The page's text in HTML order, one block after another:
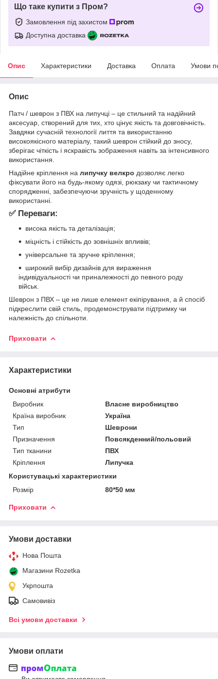
Що таке купити з Пром?
Замовлення під захистом
Доступна доставка
Опис Характеристики Доставка Оплата Умови
Опис
Патч / шеврон з ПВХ на липучці – це стильний та надійний
аксесуар, створений для тих, хто цінує якість та довговічність.
Завдяки сучасній технології лиття та використанню
високоякісного матеріалу, такий шеврон стійкий до зносу,
зберігає чіткість і яскравість зображення навіть за інтенсивного
використання.
Надійне кріплення на липучку велкро дозволяє легко
фіксувати його на будь-якому одязі, рюкзаку чи тактичному
спорядженні, забезпечуючи зручність у щоденному
використанні.
✅ Переваги:
висока якість та деталізація;
міцність і стійкість до зовнішніх впливів;
універсальне та зручне кріплення;
широкий вибір дизайнів для вираження
індивідуальності чи приналежності до певного роду
військ.
Шеврон з ПВХ – це не лише елемент екіпірування, а й спосіб
підкреслити свій стиль, продемонструвати підтримку чи
належність до спільноти.
Приховати
Характеристики
Основні атрибути
Виробник
Власне виробництво
Країна виробник
Україна
Тип
Шеврони
Призначення
Повсякденний/польовий
Тип тканини
ПВХ
Кріплення
Липучка
Користувацькі характеристики
Розмір
80*50 мм
Приховати
Умови доставки
Нова Пошта
Магазини Rozetka
Укрпошта
Самовивіз
Всі умови доставки
Умови оплати